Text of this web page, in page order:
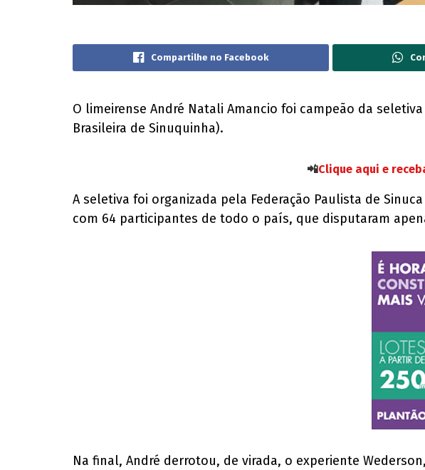
Compartilhe no Facebook
O limeirense André Natali Amancio foi campeão da
Brasileira de Sinuquinha).
📲Clique aqui e
A seletiva foi organizada pela Federação Paulista de
com 64 participantes de todo o país, que disputaram
Na final, André derrotou, de virada, o experiente